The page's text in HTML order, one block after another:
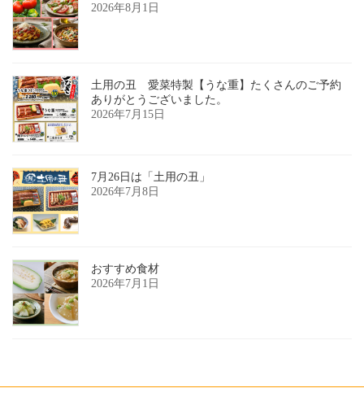
2026年8月1日
土用の丑 愛菜特製【うな重】たくさんのご予約
ありがとうございました。
2026年7月15日
7月26日は「土用の丑」
2026年7月8日
おすすめ食材
2026年7月1日